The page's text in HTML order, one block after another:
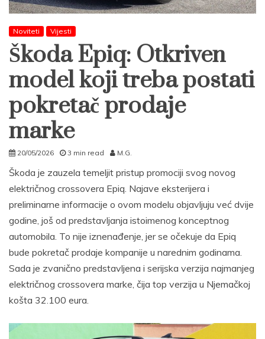
Noviteti Vijesti
Škoda Epiq: Otkriven
model koji treba postati
pokretač prodaje
marke
20/05/2026 3 min read M.G.
Škoda je zauzela temeljit pristup promociji svog novog
električnog crossovera Epiq. Najave eksterijera i
preliminarne informacije o ovom modelu objavljuju već dvije
godine, još od predstavljanja istoimenog konceptnog
automobila. To nije iznenađenje, jer se očekuje da Epiq
bude pokretač prodaje kompanije u narednim godinama.
Sada je zvanično predstavljena i serijska verzija najmanjeg
električnog crossovera marke, čija top verzija u Njemačkoj
košta 32.100 eura.